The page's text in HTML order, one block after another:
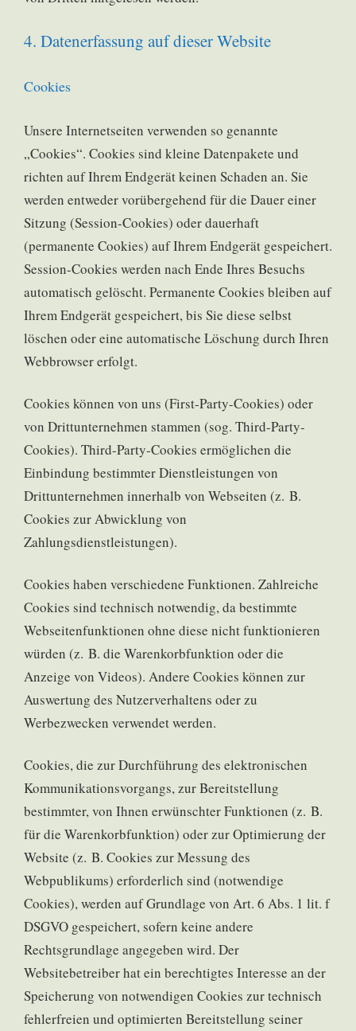
4. Datenerfassung auf dieser Website
Cookies
Unsere Internetseiten verwenden so genannte
„Cookies“. Cookies sind kleine Datenpakete und
richten auf Ihrem Endgerät keinen Schaden an. Sie
werden entweder vorübergehend für die Dauer einer
Sitzung (Session-Cookies) oder dauerhaft
(permanente Cookies) auf Ihrem Endgerät gespeichert.
Session-Cookies werden nach Ende Ihres Besuchs
automatisch gelöscht. Permanente Cookies bleiben auf
Ihrem Endgerät gespeichert, bis Sie diese selbst
löschen oder eine automatische Löschung durch Ihren
Webbrowser erfolgt.
Cookies können von uns (First-Party-Cookies) oder
von Drittunternehmen stammen (sog. Third-Party-
Cookies). Third-Party-Cookies ermöglichen die
Einbindung bestimmter Dienstleistungen von
Drittunternehmen innerhalb von Webseiten (z. B.
Cookies zur Abwicklung von
Zahlungsdienstleistungen).
Cookies haben verschiedene Funktionen. Zahlreiche
Cookies sind technisch notwendig, da bestimmte
Webseitenfunktionen ohne diese nicht funktionieren
würden (z. B. die Warenkorbfunktion oder die
Anzeige von Videos). Andere Cookies können zur
Auswertung des Nutzerverhaltens oder zu
Werbezwecken verwendet werden.
Cookies, die zur Durchführung des elektronischen
Kommunikationsvorgangs, zur Bereitstellung
bestimmter, von Ihnen erwünschter Funktionen (z. B.
für die Warenkorbfunktion) oder zur Optimierung der
Website (z. B. Cookies zur Messung des
Webpublikums) erforderlich sind (notwendige
Cookies), werden auf Grundlage von Art. 6 Abs. 1 lit. f
DSGVO gespeichert, sofern keine andere
Rechtsgrundlage angegeben wird. Der
Websitebetreiber hat ein berechtigtes Interesse an der
Speicherung von notwendigen Cookies zur technisch
fehlerfreien und optimierten Bereitstellung seiner